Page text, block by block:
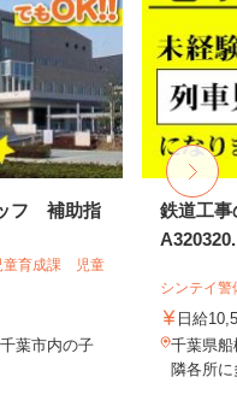
フ 補助指
童育成課 児童
葉市内の子
鉄道工事
シンテイ
日給
千葉県
隣各所